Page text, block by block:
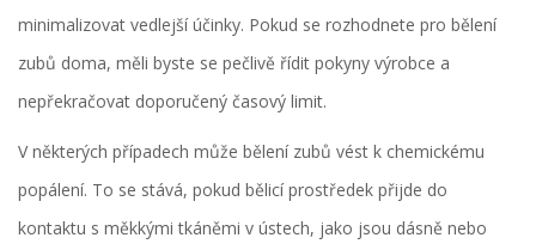
minimalizovat vedlejší účinky. Pokud se rozhodnete pro bělení
zubů doma, měli byste se pečlivě řídit pokyny výrobce a
nepřekračovat doporučený časový limit.
V některých případech může bělení zubů vést k chemickému
popálení. To se stává, pokud bělicí prostředek přijde do
kontaktu s měkkými tkáněmi v ústech, jako jsou dásně nebo